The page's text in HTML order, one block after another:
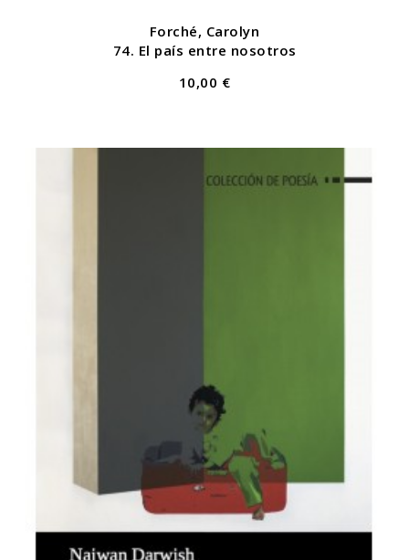
Forché, Carolyn
74. El país entre nosotros
10,00 €